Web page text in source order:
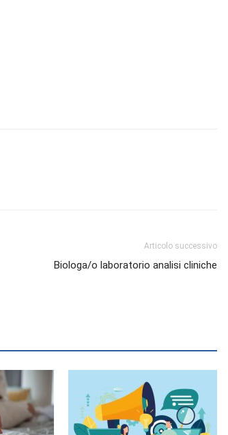
Articolo successivo
Biologa/o laboratorio analisi cliniche